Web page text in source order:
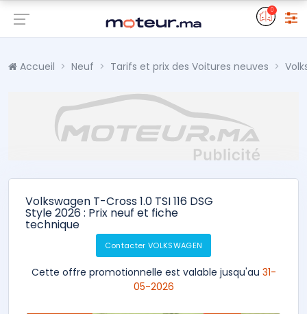
0
Accueil Neuf Tarifs et prix des Voitures neuves
Volkswagen T-Cross 1.0 TSI 116 DSG
Style 2026 : Prix neuf et fiche
technique
Contacter VOLKSWAGEN
Cette offre promotionnelle est valable jusqu'au 31-
05-2026